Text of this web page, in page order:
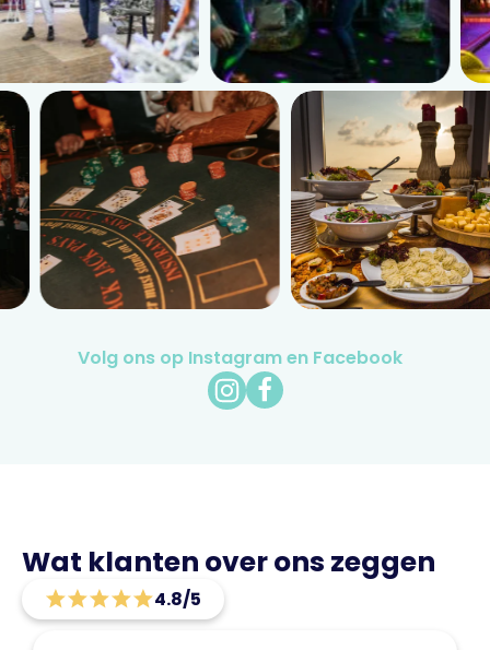
Volg ons op Instagram en Facebook
Wat klanten over ons zeggen
4.8/5